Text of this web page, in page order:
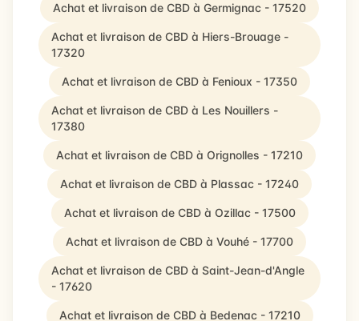
Achat et livraison de CBD à Germignac - 17520
Achat et livraison de CBD à Hiers-Brouage -
17320
Achat et livraison de CBD à Fenioux - 17350
Achat et livraison de CBD à Les Nouillers -
17380
Achat et livraison de CBD à Orignolles - 17210
Achat et livraison de CBD à Plassac - 17240
Achat et livraison de CBD à Ozillac - 17500
Achat et livraison de CBD à Vouhé - 17700
Achat et livraison de CBD à Saint-Jean-d'Angle
- 17620
Achat et livraison de CBD à Bedenac - 17210